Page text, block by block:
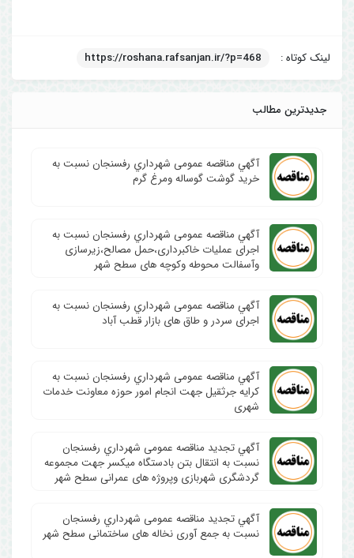
لینک کوتاه : https://roshana.rafsanjan.ir/?p=468
جدیدترین مطالب
آگهي مناقصه عمومی شهرداري رفسنجان نسبت به
خرید گوشت گوساله ومرغ گرم
آگهي مناقصه عمومی شهرداري رفسنجان نسبت به
اجرای عملیات خاکبرداری،حمل مصالح،زیرسازی
وآسفالت محوطه وکوچه های سطح شهر
آگهي مناقصه عمومی شهرداري رفسنجان نسبت به
اجرای سردر و طاق های بازار قطب آباد
آگهي مناقصه عمومی شهرداري رفسنجان نسبت به
کرایه جرثقیل جهت انجام امور حوزه معاونت خدمات
شهری
آگهي تجدید مناقصه عمومی شهرداري رفسنجان
نسبت به انتقال بتن بادستگاه میکسر جهت مجموعه
گردشگری شهربازی وپروژه های عمرانی سطح شهر
آگهي تجدید مناقصه عمومی شهرداري رفسنجان
نسبت به جمع آوری نخاله های ساختمانی سطح شهر